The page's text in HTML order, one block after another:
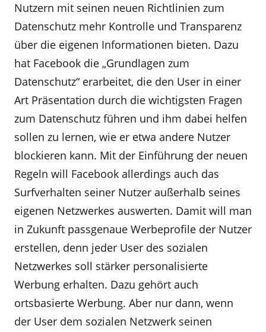
Nutzern mit seinen neuen Richtlinien zum
Datenschutz mehr Kontrolle und Transparenz
über die eigenen Informationen bieten. Dazu
hat Facebook die „Grundlagen zum
Datenschutz“ erarbeitet, die den User in einer
Art Präsentation durch die wichtigsten Fragen
zum Datenschutz führen und ihm dabei helfen
sollen zu lernen, wie er etwa andere Nutzer
blockieren kann. Mit der Einführung der neuen
Regeln will Facebook allerdings auch das
Surfverhalten seiner Nutzer außerhalb seines
eigenen Netzwerkes auswerten. Damit will man
in Zukunft passgenaue Werbeprofile der Nutzer
erstellen, denn jeder User des sozialen
Netzwerkes soll stärker personalisierte
Werbung erhalten. Dazu gehört auch
ortsbasierte Werbung. Aber nur dann, wenn
der User dem sozialen Netzwerk seinen